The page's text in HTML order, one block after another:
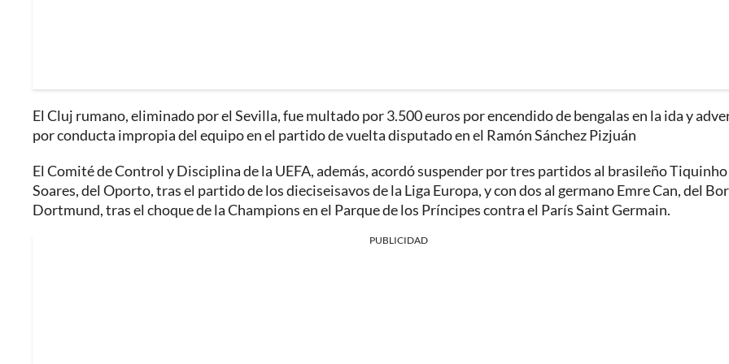
El Cluj rumano, eliminado por el Sevilla, fue multado por 3.500 euros por encendido de bengalas en la ida y
por conducta impropia del equipo en el partido de vuelta disputado en el Ramón Sánchez Pizjuán
El Comité de Control y Disciplina de la UEFA, además, acordó suspender por tres partidos al brasileño Tiquinho
Soares, del Oporto, tras el partido de los dieciseisavos de la Liga Europa, y con dos al germano Emre Can, del
Dortmund, tras el choque de la Champions en el Parque de los Príncipes contra el París Saint Germain.
PUBLICIDAD